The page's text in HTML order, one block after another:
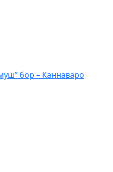
бор – Каннаваро